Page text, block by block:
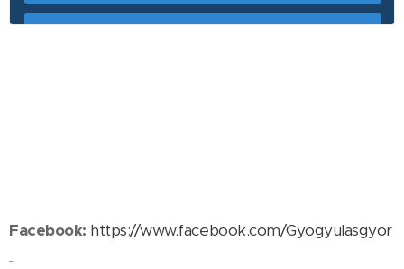
Facebook: https://www.facebook.com/Gyogyulasgyor